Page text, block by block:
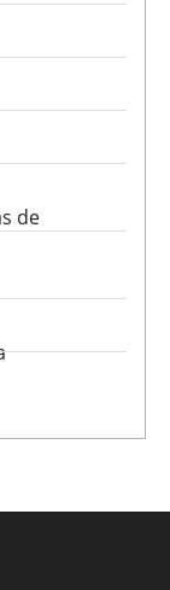
de